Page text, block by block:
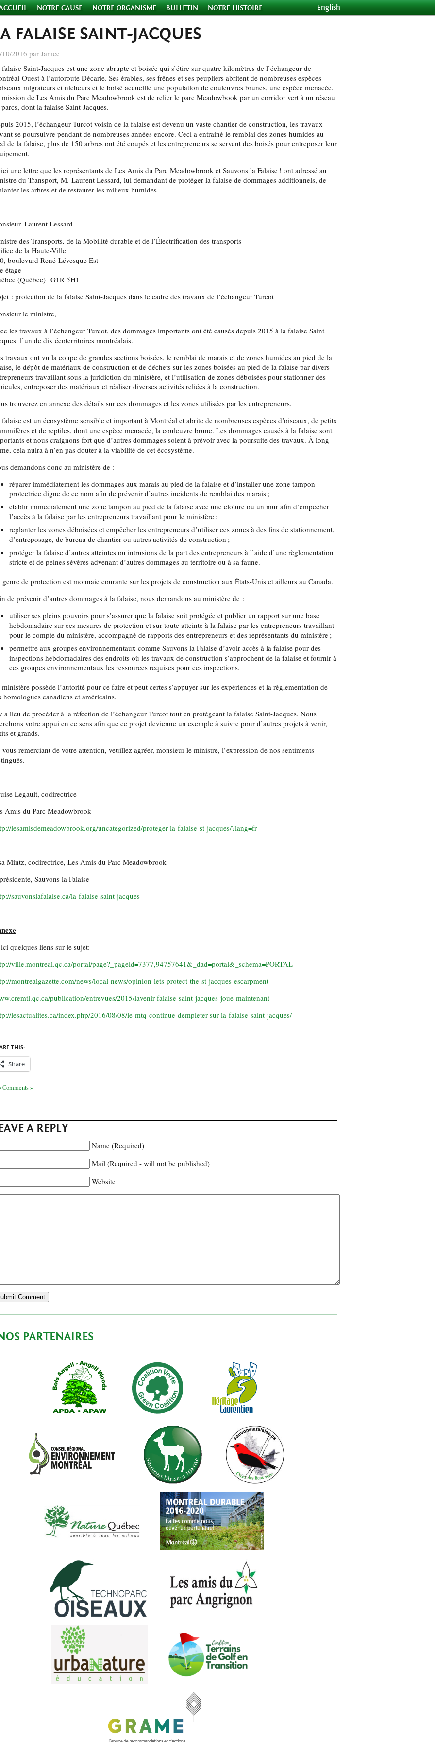
English
NOTRE CAUSE NOTRE ORGANISME BULLETIN NOTRE HISTOIRE
FALAISE SAINT-JACQUES
2016 par Janice
Saint-Jacques est une zone abrupte et boisée qui s’étire sur quatre kilomètres de l’échangeur de
Ouest à l’autoroute Décarie. Ses érables, ses frênes et ses peupliers abritent de nombreuses espèces
migrateurs et nicheurs et le boisé accueille une population de couleuvres brunes, une espèce menacée.
mission de Les Amis du Parc Meadowbrook est de relier le parc Meadowbook par un corridor vert à un réseau
dont la falaise Saint-Jacques.
2015, l’échangeur Turcot voisin de la falaise est devenu un vaste chantier de construction, les travaux
se poursuivre pendant de nombreuses années encore. Ceci a entrainé le remblai des zones humides au
de la falaise, plus de 150 arbres ont été coupés et les entrepreneurs se servent des boisés pour entreposer leur
une lettre que les représentants de Les Amis du Parc Meadowbrook et Sauvons la Falaise ! ont adressé au
du Transport, M. Laurent Lessard, lui demandant de protéger la falaise de dommages additionnels, de
les arbres et de restaurer les milieux humides.
Laurent Lessard
des Transports, de la Mobilité durable et de l’Électrification des transports
de la Haute-Ville
boulevard René-Lévesque Est
étage
(Québec) G1R 5H1
: protection de la falaise Saint-Jacques dans le cadre des travaux de l’échangeur Turcot
le ministre,
les travaux à l’échangeur Turcot, des dommages importants ont été causés depuis 2015 à la falaise Saint
l’un de dix écoterritoires montréalais.
travaux ont vu la coupe de grandes sections boisées, le remblai de marais et de zones humides au pied de la
le dépôt de matériaux de construction et de déchets sur les zones boisées au pied de la falaise par divers
travaillant sous la juridiction du ministère, et l’utilisation de zones déboisées pour stationner des
entreposer des matériaux et réaliser diverses activités reliées à la construction.
trouverez en annexe des détails sur ces dommages et les zones utilisées par les entrepreneurs.
est un écosystème sensible et important à Montréal et abrite de nombreuses espèces d’oiseaux, de petits
et de reptiles, dont une espèce menacée, la couleuvre brune. Les dommages causés à la falaise sont
et nous craignons fort que d’autres dommages soient à prévoir avec la poursuite des travaux. À long
cela nuira à n’en pas douter à la viabilité de cet écosystème.
demandons donc au ministère de :
réparer immédiatement les dommages aux marais au pied de la falaise et d’installer une zone tampon
protectrice digne de ce nom afin de prévenir d’autres incidents de remblai des marais ;
établir immédiatement une zone tampon au pied de la falaise avec une clôture ou un mur afin d’empêcher
l’accès à la falaise par les entrepreneurs travaillant pour le ministère ;
replanter les zones déboisées et empêcher les entrepreneurs d’utiliser ces zones à des fins de stationnement,
d’entreposage, de bureau de chantier ou autres activités de construction ;
protéger la falaise d’autres atteintes ou intrusions de la part des entrepreneurs à l’aide d’une règlementation
stricte et de peines sévères advenant d’autres dommages au territoire ou à sa faune.
genre de protection est monnaie courante sur les projets de construction aux États-Unis et ailleurs au Canada.
de prévenir d’autres dommages à la falaise, nous demandons au ministère de :
utiliser ses pleins pouvoirs pour s’assurer que la falaise soit protégée et publier un rapport sur une base
hebdomadaire sur ces mesures de protection et sur toute atteinte à la falaise par les entrepreneurs travaillant
pour le compte du ministère, accompagné de rapports des entrepreneurs et des représentants du ministère ;
permettre aux groupes environnementaux comme Sauvons la Falaise d’avoir accès à la falaise pour des
inspections hebdomadaires des endroits où les travaux de construction s’approchent de la falaise et fournir à
ces groupes environnementaux les ressources requises pour ces inspections.
possède l’autorité pour ce faire et peut certes s’appuyer sur les expériences et la règlementation de
homologues canadiens et américains.
a lieu de procéder à la réfection de l’échangeur Turcot tout en protégeant la falaise Saint-Jacques. Nous
votre appui en ce sens afin que ce projet devienne un exemple à suivre pour d’autres projets à venir,
et grands.
vous remerciant de votre attention, veuillez agréer, monsieur le ministre, l’expression de nos sentiments
Legault, codirectrice
Amis du Parc Meadowbrook
lesamisdemeadowbrook.org/uncategorized/proteger-la-falaise-st-jacques/?lang=fr
Mintz, codirectrice, Les Amis du Parc Meadowbrook
Sauvons la Falaise
sauvonslafalaise.ca/la-falaise-saint-jacques
quelques liens sur le sujet:
ville.montreal.qc.ca/portal/page?_pageid=7377,94757641&_dad=portal&_schema=PORTAL
montrealgazette.com/news/local-news/opinion-lets-protect-the-st-jacques-escarpment
publication/entrevues/2015/lavenir-falaise-saint-jacques-joue-maintenant
lesactualites.ca/index.php/2016/08/08/le-mtq-continue-dempieter-sur-la-falaise-saint-jacques/
THIS:
Share
Comments »
A REPLY
Name (Required)
Mail (Required - will not be published)
Website
PARTENAIRES